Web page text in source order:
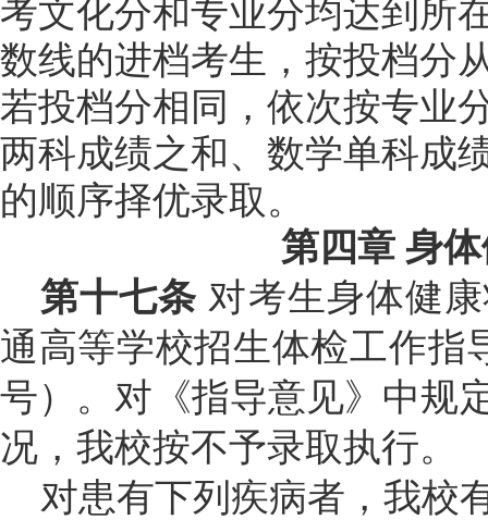
考文化分和专业分均达到所
数线的进档考生，按投档分
若投档分相同，依次按专业
两科成绩之和、数学单科成
的顺序择优录取。
第四章 身
第十七条 对考生身体健
通高等学校招生体检工作指
号）。对《指导意见》中规
况，我校按不予录取执行。
对患有下列疾病者，我校